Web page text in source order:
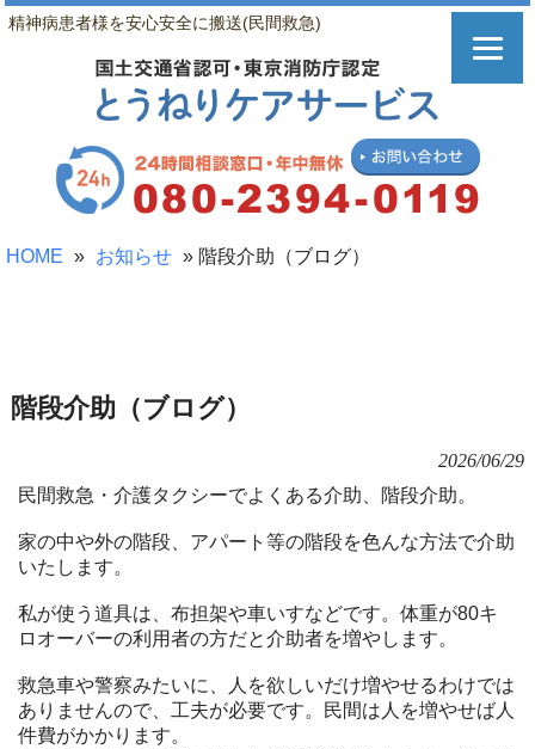
精神病患者様を安心安全に搬送(民間救急)
HOME » お知らせ » 階段介助（ブログ）
階段介助（ブログ）
2026/06/29
民間救急・介護タクシーでよくある介助、階段介助。
家の中や外の階段、アパート等の階段を色んな方法で介助
いたします。
私が使う道具は、布担架や車いすなどです。体重が80キ
ロオーバーの利用者の方だと介助者を増やします。
救急車や警察みたいに、人を欲しいだけ増やせるわけでは
ありませんので、工夫が必要です。民間は人を増やせば人
件費がかかります。